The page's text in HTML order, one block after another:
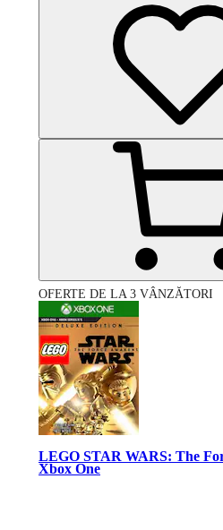
OFERTE DE LA 3 VÂNZĂTORI
LEGO STAR WARS: The
Xbox One